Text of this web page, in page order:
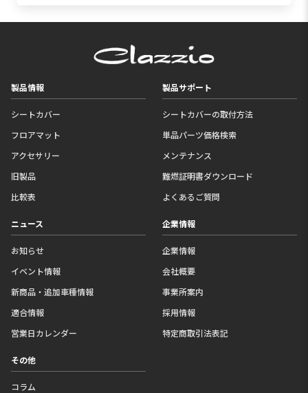
製品情報
シートカバー
フロアマット
アクセサリー
旧製品
比較表
製品サポート
シートカバーの取付方法
単品パーツ価格検索
メンテナンス
難燃証明書ダウンロード
よくあるご質問
ニュース
お知らせ
イベント情報
新商品・追加車種情報
適合情報
営業日カレンダー
企業情報
企業情報
会社概要
事業所案内
採用情報
特定商取引法表記
その他
コラム